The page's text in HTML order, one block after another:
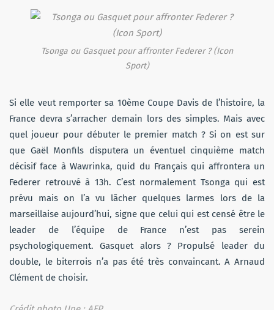
Tsonga ou Gasquet pour affronter Federer ? (Icon
Sport)
Si elle veut remporter sa 10ème Coupe Davis de l’histoire, la
France devra s’arracher demain lors des simples. Mais avec
quel joueur pour débuter le premier match ? Si on est sur
que Gaël Monfils disputera un éventuel cinquième match
décisif face à Wawrinka, quid du Français qui affrontera un
Federer retrouvé à 13h. C’est normalement Tsonga qui est
prévu mais on l’a vu lâcher quelques larmes lors de la
marseillaise aujourd’hui, signe que celui qui est censé être le
leader de l’équipe de France n’est pas serein
psychologiquement. Gasquet alors ? Propulsé leader du
double, le biterrois n’a pas été très convaincant. A Arnaud
Clément de choisir.